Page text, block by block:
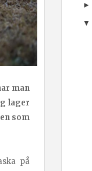
man
lager
som
på
►
▼